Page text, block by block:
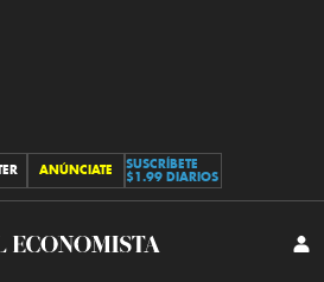
ANÚNCIATE
SUSCRÍBETE
$1.99 DIARIOS
El